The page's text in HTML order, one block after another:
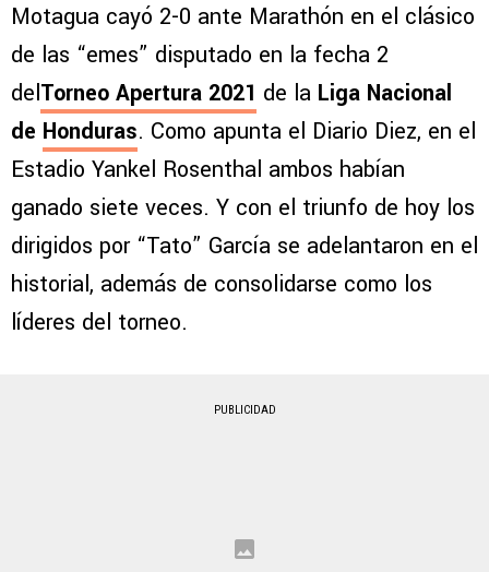
Motagua cayó 2-0 ante Marathón en el clásico
de las “emes” disputado en la fecha 2
delTorneo Apertura 2021 de la Liga Nacional
de Honduras. Como apunta el Diario Diez, en el
Estadio Yankel Rosenthal ambos habían
ganado siete veces. Y con el triunfo de hoy los
dirigidos por “Tato” García se adelantaron en el
historial, además de consolidarse como los
líderes del torneo.
PUBLICIDAD